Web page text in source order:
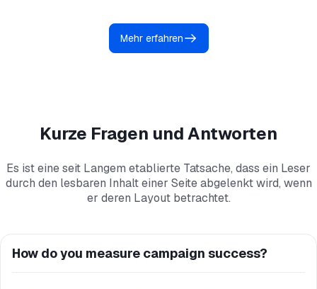
Mehr erfahren
Kurze Fragen und Antworten
Es ist eine seit Langem etablierte Tatsache, dass ein Leser
durch den lesbaren Inhalt einer Seite abgelenkt wird, wenn
er deren Layout betrachtet.
How do you measure campaign success?